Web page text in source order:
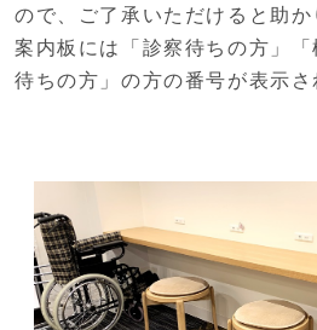
ので、ご了承いただけると助か
案内板には「診察待ちの方」
待ちの方」の方の番号が表示さ